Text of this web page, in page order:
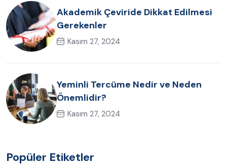
Akademik Çeviride Dikkat Edilmesi
Gerekenler
Kasım 27, 2024
Yeminli Tercüme Nedir ve Neden
Önemlidir?
Kasım 27, 2024
Popüler Etiketler